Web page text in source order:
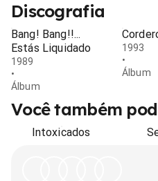
Discografia
Bang! Bang!!...
Estás Liquidado
1989
•
Álbum
1993
•
Álbum
Você também
Intoxicados